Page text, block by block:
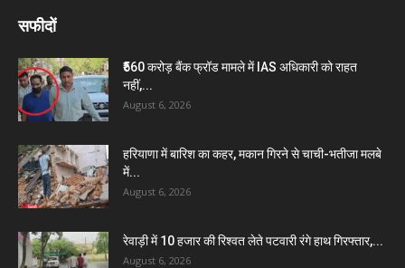
सफीदों
₹560 करोड़ बैंक फ्रॉड मामले में IAS अधिकारी को राहत
नहीं,...
August 6, 2026
हरियाणा में बारिश का कहर, मकान गिरने से चाची-भतीजा मलबे
में...
August 6, 2026
रेवाड़ी में 10 हजार की रिश्वत लेते पटवारी रंगे हाथ गिरफ्तार,...
August 6, 2026